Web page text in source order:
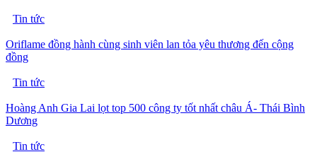
Tin tức
Oriflame đồng hành cùng sinh viên lan tỏa yêu thương đến cộng
đồng
Tin tức
Hoàng Anh Gia Lai lọt top 500 công ty tốt nhất châu Á- Thái Bình
Dương
Tin tức